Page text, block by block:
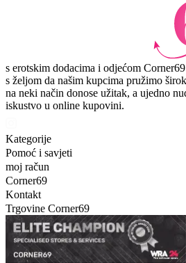
s erotskim dodacima i odjećom
s željom da našim kupcima pružimo
na neki način donose užitak, a ujedno
iskustvo u online kupovini.
Kategorije
Pomoć i savjeti
moj račun
Corner69
Kontakt
Trgovine Corner69